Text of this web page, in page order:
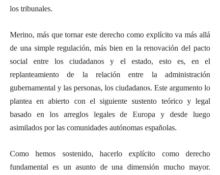
los tribunales.
Merino, más que tornar este derecho como explícito va más allá
de una simple regulación, más bien en la renovación del pacto
social entre los ciudadanos y el estado, esto es, en el
replanteamiento de la relación entre la administración
gubernamental y las personas, los ciudadanos. Este argumento lo
plantea en abierto con el siguiente sustento teórico y legal
basado en los arreglos legales de Europa y desde luego
asimilados por las comunidades autónomas españolas.
Como hemos sostenido, hacerlo explícito como derecho
fundamental es un asunto de una dimensión mucho mayor.